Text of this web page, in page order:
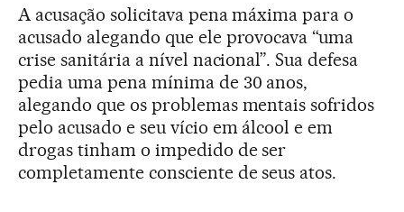
A acusação solicitava pena máxima para o
acusado alegando que ele provocava “uma
crise sanitária a nível nacional”. Sua defesa
pedia uma pena mínima de 30 anos,
alegando que os problemas mentais sofridos
pelo acusado e seu vício em álcool e em
drogas tinham o impedido de ser
completamente consciente de seus atos.